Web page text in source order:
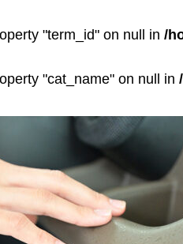
"term_id" on null in /
"cat_name" on null in